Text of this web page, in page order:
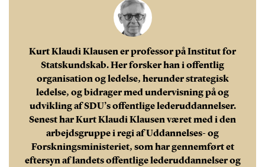
Kurt Klaudi Klausen er professor på Institut for
Statskundskab. Her forsker han i offentlig
organisation og ledelse, herunder strategisk
ledelse, og bidrager med undervisning på og
udvikling af SDU’s offentlige lederuddannelser.
Senest har Kurt Klaudi Klausen været med i den
arbejdsgruppe i regi af Uddannelses- og
Forskningsministeriet, som har gennemført et
eftersyn af landets offentlige lederuddannelser og